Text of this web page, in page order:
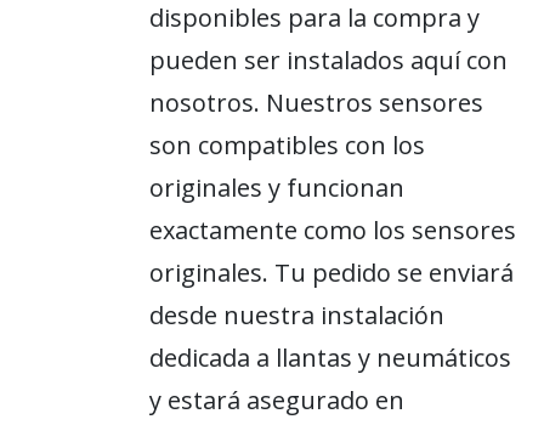
disponibles para la compra y
pueden ser instalados aquí con
nosotros. Nuestros sensores
son compatibles con los
originales y funcionan
exactamente como los sensores
originales. Tu pedido se enviará
desde nuestra instalación
dedicada a llantas y neumáticos
y estará asegurado en